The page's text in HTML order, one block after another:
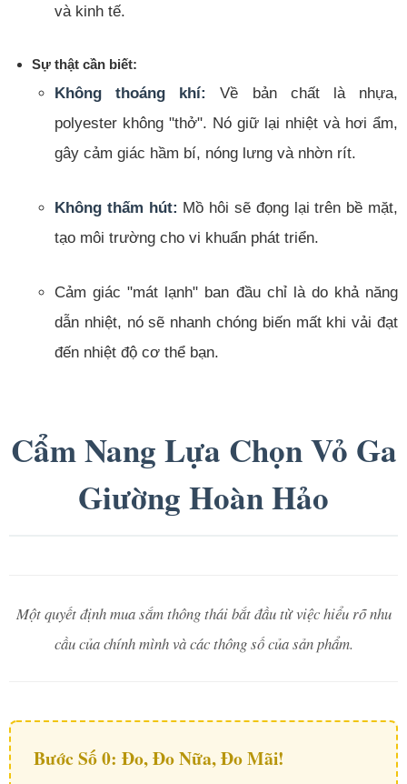
và kinh tế.
Sự thật cần biết:
Không thoáng khí:
Về bản chất là nhựa,
polyester không "thở". Nó giữ lại nhiệt và hơi ẩm,
gây cảm giác hầm bí, nóng lưng và nhờn rít.
Không thấm hút: Mồ hôi sẽ đọng lại trên bề mặt,
tạo môi trường cho vi khuẩn phát triển.
Cảm giác "mát lạnh" ban đầu chỉ là do khả năng
dẫn nhiệt, nó sẽ nhanh chóng biến mất khi vải đạt
đến nhiệt độ cơ thể bạn.
Cẩm Nang Lựa Chọn Vỏ Ga
Giường Hoàn Hảo
Một quyết định mua sắm thông thái bắt đầu từ việc hiểu rõ nhu
cầu của chính mình và các thông số của sản phẩm.
Bước Số 0: Đo, Đo Nữa, Đo Mãi!